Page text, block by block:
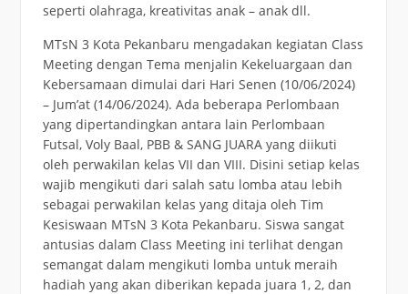
seperti olahraga, kreativitas anak – anak dll.
MTsN 3 Kota Pekanbaru mengadakan kegiatan Class
Meeting dengan Tema menjalin Kekeluargaan dan
Kebersamaan dimulai dari Hari Senen (10/06/2024)
– Jum’at (14/06/2024). Ada beberapa Perlombaan
yang dipertandingkan antara lain Perlombaan
Futsal, Voly Baal, PBB & SANG JUARA yang diikuti
oleh perwakilan kelas VII dan VIII. Disini setiap kelas
wajib mengikuti dari salah satu lomba atau lebih
sebagai perwakilan kelas yang ditaja oleh Tim
Kesiswaan MTsN 3 Kota Pekanbaru. Siswa sangat
antusias dalam Class Meeting ini terlihat dengan
semangat dalam mengikuti lomba untuk meraih
hadiah yang akan diberikan kepada juara 1, 2, dan